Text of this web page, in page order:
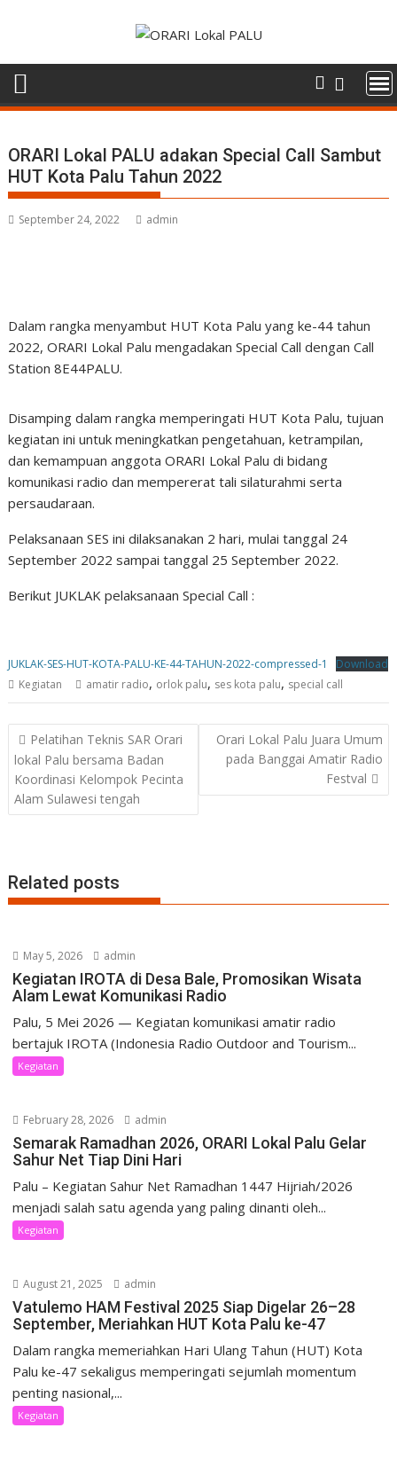
ORARI Lokal PALU adakan Special Call Sambut
HUT Kota Palu Tahun 2022
September 24, 2022 admin
Dalam rangka menyambut HUT Kota Palu yang ke-44 tahun
2022, ORARI Lokal Palu mengadakan Special Call dengan Call
Station 8E44PALU.
Disamping dalam rangka memperingati HUT Kota Palu, tujuan
kegiatan ini untuk meningkatkan pengetahuan, ketrampilan,
dan kemampuan anggota ORARI Lokal Palu di bidang
komunikasi radio dan mempererat tali silaturahmi serta
persaudaraan.
Pelaksanaan SES ini dilaksanakan 2 hari, mulai tanggal 24
September 2022 sampai tanggal 25 September 2022.
Berikut JUKLAK pelaksanaan Special Call :
JUKLAK-SES-HUT-KOTA-PALU-KE-44-TAHUN-2022-compressed-1
Download
Kegiatan
amatir radio, orlok palu, ses kota palu, special call
Post
navigation
Pelatihan Teknis SAR Orari
lokal Palu bersama Badan
Koordinasi Kelompok Pecinta
Alam Sulawesi tengah
Orari Lokal Palu Juara Umum
pada Banggai Amatir Radio
Festval
Related posts
May 5, 2026 admin
Kegiatan IROTA di Desa Bale, Promosikan Wisata
Alam Lewat Komunikasi Radio
Palu, 5 Mei 2026 — Kegiatan komunikasi amatir radio
bertajuk IROTA (Indonesia Radio Outdoor and Tourism...
Kegiatan
February 28, 2026 admin
Semarak Ramadhan 2026, ORARI Lokal Palu Gelar
Sahur Net Tiap Dini Hari
Palu – Kegiatan Sahur Net Ramadhan 1447 Hijriah/2026
menjadi salah satu agenda yang paling dinanti oleh...
Kegiatan
August 21, 2025 admin
Vatulemo HAM Festival 2025 Siap Digelar 26–28
September, Meriahkan HUT Kota Palu ke-47
Dalam rangka memeriahkan Hari Ulang Tahun (HUT) Kota
Palu ke-47 sekaligus memperingati sejumlah momentum
penting nasional,...
Kegiatan